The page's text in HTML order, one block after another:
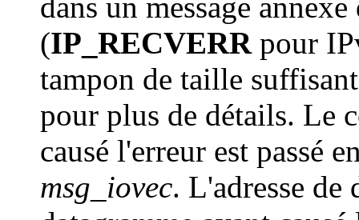
(IP_RECVERRpour
tampon de taille
pour plus de détails. Le
causé l'erreur est passé
msg_iovec. L'adresse